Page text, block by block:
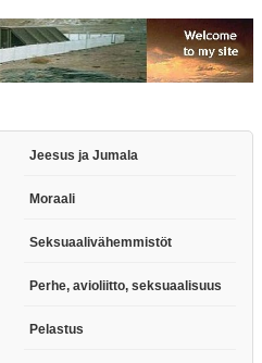
Jeesus ja Jumala
Moraali
Seksuaalivähemmistöt
Perhe, avioliitto, seksuaalisuus
Pelastus